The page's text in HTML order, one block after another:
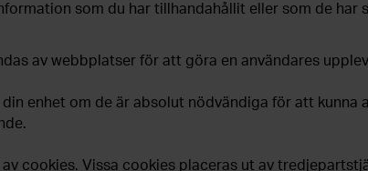
som du har tillhandahållit eller som de har
av webbplatser för att göra en användares
enhet om de är absolut nödvändiga för att kunna
cookies. Vissa cookies placeras ut av